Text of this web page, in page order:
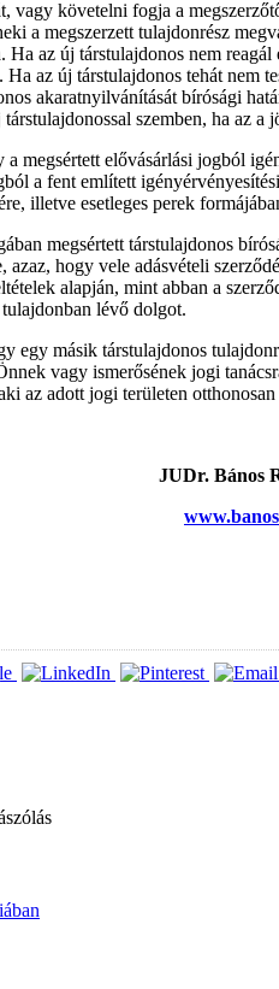
vagy követelni fogja a
a megszerzett tulajdonrész
Ha az új társtulajdonos nem
Ha az új társtulajdonos tehát nem
akaratnyilvánítását bírósági
szemben, ha az
megsértett elővásárlási jogból
a fent említett
illetve esetleges perek
megsértett társtulajdonos
hogy vele adásvételi
alapján, mint abban a
lévő dolgot.
másik társtulajdonos
vagy ismerősének jogi
az adott jogi területen
JUDr. Bános